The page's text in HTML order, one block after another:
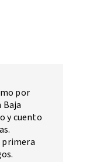
por
Baja
y cuento
primera